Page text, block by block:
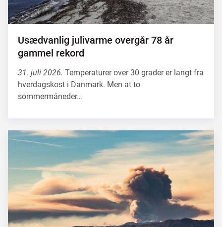
Usædvanlig julivarme overgår 78 år
gammel rekord
31. juli 2026. Temperaturer over 30 grader er langt fra
hverdagskost i Danmark. Men at to
sommermåneder…